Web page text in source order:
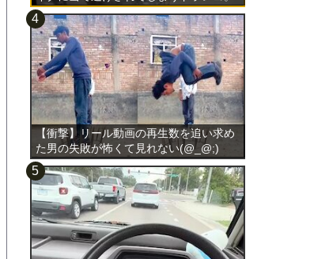
【衝撃】リール動画の再生数を追い求め
た男の失敗が怖くて見れない(@_@;)